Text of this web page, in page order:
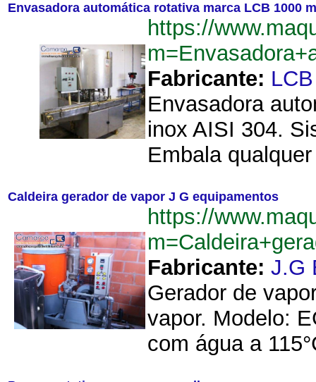
Envasadora automática rotativa marca LCB 1000
https://
Fabricante: LCB
Envasadora
inox AISI 304.
Embala
Caldeira gerador de vapor J G equipamentos
https://
Fabricante: J.G
Gerador de
vapor. Modelo:
com água a